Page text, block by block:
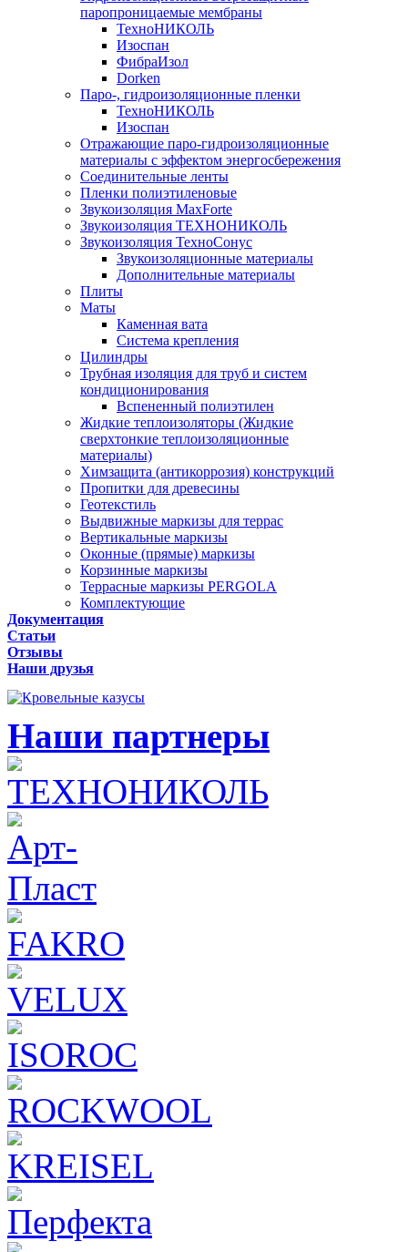
паропроницаемые мембраны
ТехноНИКОЛЬ
Изоспан
ФибраИзол
Dorken
Паро-, гидроизоляционные пленки
ТехноНИКОЛЬ
Изоспан
Отражающие паро-гидроизоляционные
материалы с эффектом энергосбережения
Соединительные ленты
Пленки полиэтиленовые
Звукоизоляция MaxForte
Звукоизоляция ТЕХНОНИКОЛЬ
Звукоизоляция ТехноСонус
Звукоизоляционные материалы
Дополнительные материалы
Плиты
Маты
Каменная вата
Система крепления
Цилиндры
Трубная изоляция для труб и систем
кондиционирования
Вспененный полиэтилен
Жидкие теплоизоляторы (Жидкие
сверхтонкие теплоизоляционные
материалы)
Химзащита (антикоррозия) конструкций
Пропитки для древесины
Геотекстиль
Выдвижные маркизы для террас
Вертикальные маркизы
Оконные (прямые) маркизы
Корзинные маркизы
Террасные маркизы PERGOLA
Комплектующие
Документация
Статьи
Отзывы
Наши друзья
Наши партнеры